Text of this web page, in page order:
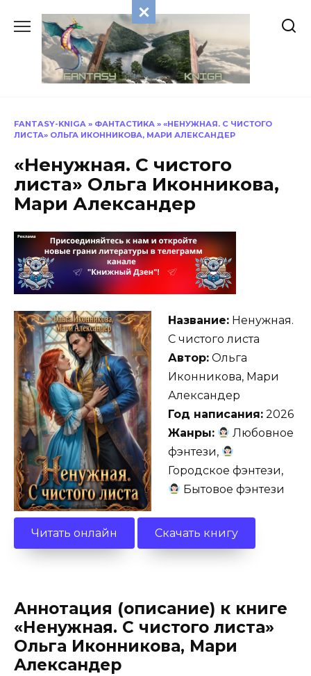
содержанию
FANTASY-KNIGA » ФАНТАСТИКА » «НЕНУЖНАЯ. С ЧИСТОГО
ЛИСТА» ОЛЬГА ИКОННИКОВА, МАРИ АЛЕКСАНДЕР
«Ненужная. С чистого
листа» Ольга Иконникова,
Мари Александер
Название: Ненужная.
С чистого листа
Автор: Ольга
Иконникова, Мари
Александер
Год написания: 2026
Жанры:
Любовное
фэнтези,
Городское фэнтези,
Бытовое фэнтези
Читать онлайн Скачать книгу
Аннотация (описание) к книге
«Ненужная. С чистого листа»
Ольга Иконникова, Мари
Александер